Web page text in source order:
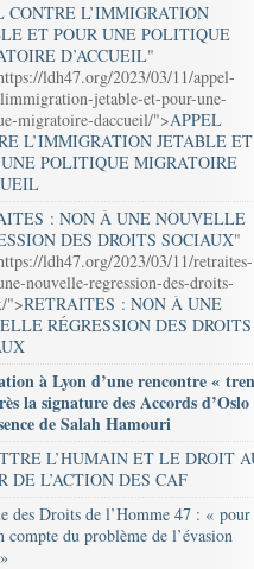
CONTRE L’IMMIGRATION
ET POUR UNE POLITIQUE
D’ACCUEIL"
ldh47.org/2023/03/11/appel-
jetable-et-pour-une-
migratoire-daccueil/">APPEL
L’IMMIGRATION JETABLE ET
POLITIQUE MIGRATOIRE
: NON À UNE NOUVELLE
DES DROITS SOCIAUX"
ldh47.org/2023/03/11/retraites-
nouvelle-regression-des-droits-
">RETRAITES : NON À UNE
RÉGRESSION DES DROITS
à Lyon d’une rencontre «
la signature des Accords
de Salah Hamouri
L’HUMAIN ET LE DROIT
DE L’ACTION DES CAF
des Droits de l’Homme 47 : « pour
compte du problème de l’évasion